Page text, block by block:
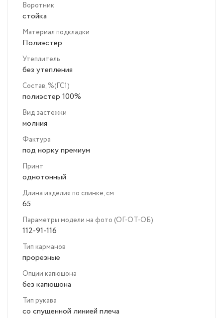
Воротник
стойка
Материал подкладки
Полиэстер
Утеплитель
без утепления
Состав, %(ГС1)
полиэстер 100%
Вид застежки
молния
Фактура
под норку премиум
Принт
однотонный
Длина изделия по спинке, см
65
Параметры модели на фото (ОГ-ОТ-ОБ)
112-91-116
Тип карманов
прорезные
Опции капюшона
без капюшона
Тип рукава
со спущенной линией плеча